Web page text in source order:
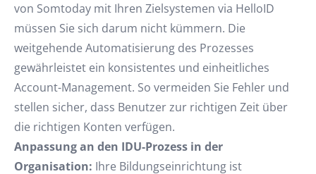
von Somtoday mit Ihren Zielsystemen via HelloID
müssen Sie sich darum nicht kümmern. Die
weitgehende Automatisierung des Prozesses
gewährleistet ein konsistentes und einheitliches
Account-Management. So vermeiden Sie Fehler und
stellen sicher, dass Benutzer zur richtigen Zeit über
die richtigen Konten verfügen.
Anpassung an den IDU-Prozess in der
Organisation: Ihre Bildungseinrichtung ist